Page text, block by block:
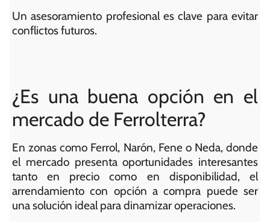
Un asesoramiento profesional es clave para evitar
conflictos futuros.
¿Es una buena opción en el
mercado de Ferrolterra?
En zonas como Ferrol, Narón, Fene o Neda, donde
el mercado presenta oportunidades interesantes
tanto en precio como en disponibilidad, el
arrendamiento con opción a compra puede ser
una solución ideal para dinamizar operaciones.